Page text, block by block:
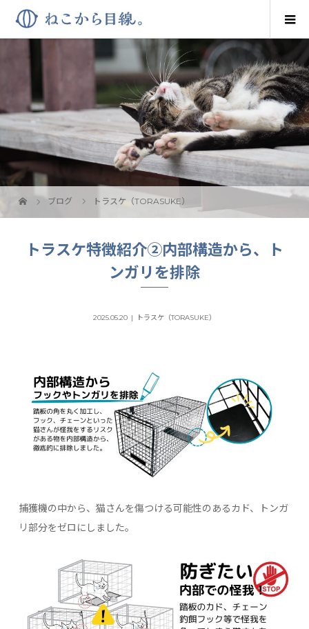
ブログ トラスケ（TORASUKE）
トラスケ特徴紹介②内部構造から、ト
ンガリを排除
2025.05.20 トラスケ（TORASUKE）
捕獲機の中から、猫さんを傷つける可能性のあるカド、トンガ
リ部分をゼロにしました。